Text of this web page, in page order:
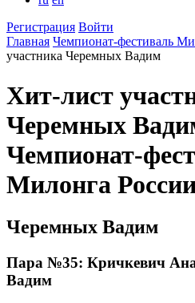
Регистрация Войти
Главная Чемпионат-фестиваль
участника Черемных Вадим
Хит-лист
Черемных
Чемпионат-
Милонга
Черемных Вадим
Пара №35: Кричкевич
Вадим